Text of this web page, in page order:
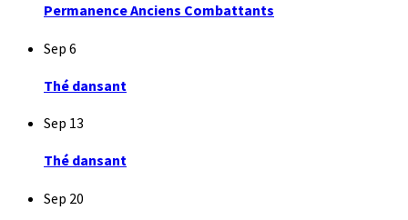
Permanence Anciens Combattants
Sep 6
Thé dansant
Sep 13
Thé dansant
Sep 20